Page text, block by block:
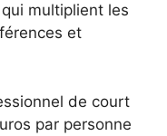
multiplient les
et
de court
par personne